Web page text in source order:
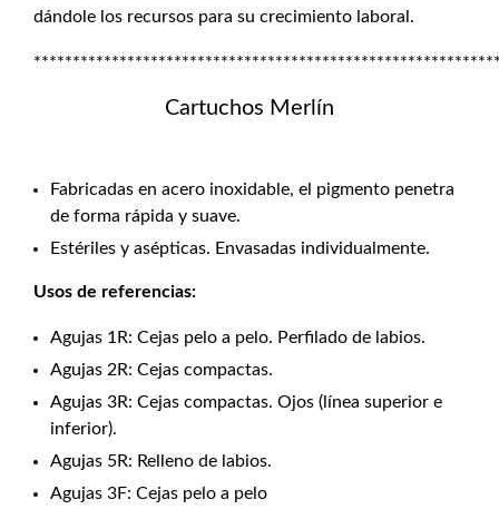
dándole los recursos para su crecimiento laboral.
Cartuchos Merlín
Fabricadas en acero inoxidable, el pigmento penetra
de forma rápida y suave.
Estériles y asépticas. Envasadas individualmente.
Usos de referencias:
Agujas 1R: Cejas pelo a pelo. Perfilado de labios.
Agujas 2R: Cejas compactas.
Agujas 3R: Cejas compactas. Ojos (línea superior e
inferior).
Agujas 5R: Relleno de labios.
Agujas 3F: Cejas pelo a pelo